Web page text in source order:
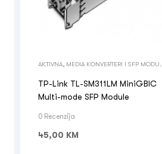
AKTIVNA, MEDIA KONVERTERI I SFP MODULI
TP-Link TL-SM311LM MiniGBIC
Multi-mode SFP Module
0 Recenzija
45,00 KM